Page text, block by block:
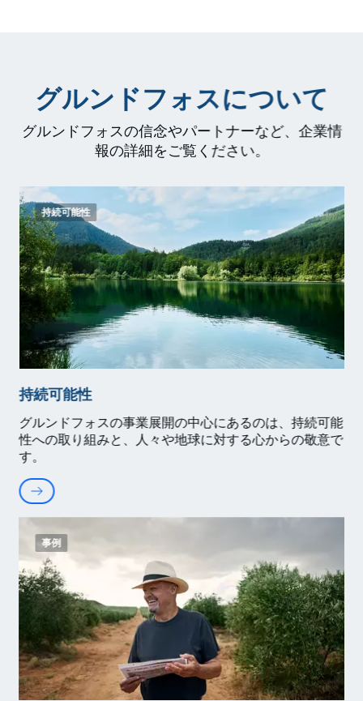
グルンドフォスについて
グルンドフォスの信念やパートナーなど、企業情
報の詳細をご覧ください。
持続可能性
持続可能性
グルンドフォスの事業展開の中心にあるのは、持続可能
性への取り組みと、人々や地球に対する心からの敬意で
す。
事例